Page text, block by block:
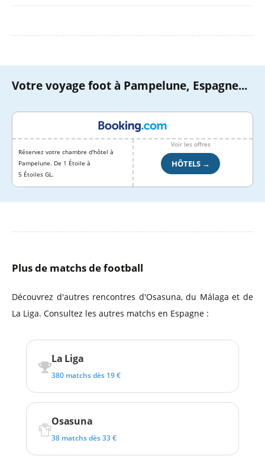
Votre voyage foot à Pampelune, Espagne...
Réservez votre chambre d'hôtel à
Pampelune. De 1 Étoile à
5 Étoiles GL.
Voir les offres
HÔTELS →
Plus de matchs de football
Découvrez d'autres rencontres d'Osasuna, du Málaga et de
La Liga. Consultez les autres matchs en Espagne :
La Liga
380 matchs dès 19 €
Osasuna
38 matchs dès 33 €